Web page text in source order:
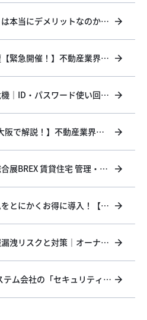
本当にデメリットなのか？
緊急開催！】不動産業界の
｜ID・パスワード使い回し
阪で解説！】不動産業界の
展BREX 賃貸住宅 管理・仲
とにかくお得に導入！【コ
洩リスクと対策｜オーナ
ム会社の「セキュリティの